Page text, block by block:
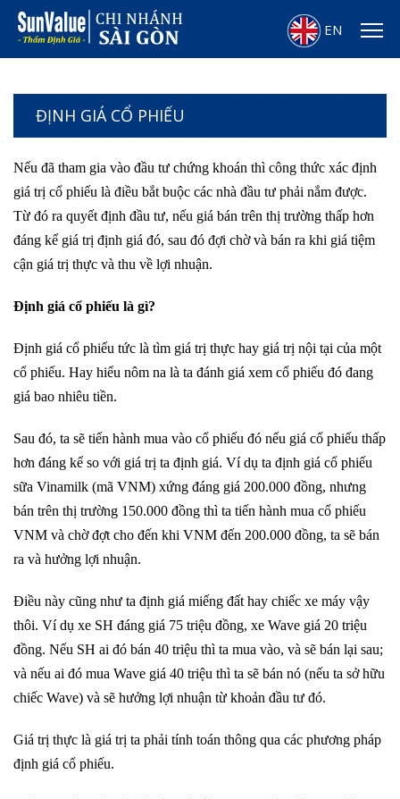
EN
ĐỊNH GIÁ CỔ PHIẾU
Nếu đã tham gia vào đầu tư chứng khoán thì công thức xác định
giá trị cổ phiếu là điều bắt buộc các nhà đầu tư phải nắm được.
Từ đó ra quyết định đầu tư, nếu giá bán trên thị trường thấp hơn
đáng kể giá trị định giá đó, sau đó đợi chờ và bán ra khi giá tiệm
cận giá trị thực và thu về lợi nhuận.
Định giá cổ phiếu là gì?
Định giá cổ phiếu tức là tìm giá trị thực hay giá trị nội tại của một
cổ phiếu. Hay hiểu nôm na là ta đánh giá xem cổ phiếu đó đang
giá bao nhiêu tiền.
Sau đó, ta sẽ tiến hành mua vào cổ phiếu đó nếu giá cổ phiếu thấp
hơn đáng kể so với giá trị ta định giá. Ví dụ ta định giá cổ phiếu
sữa Vinamilk (mã VNM) xứng đáng giá 200.000 đồng, nhưng
bán trên thị trường 150.000 đồng thì ta tiến hành mua cổ phiếu
VNM và chờ đợt cho đến khi VNM đến 200.000 đồng, ta sẽ bán
ra và hưởng lợi nhuận.
Điều này cũng như ta định giá miếng đất hay chiếc xe máy vậy
thôi. Ví dụ xe SH đáng giá 75 triệu đồng, xe Wave giá 20 triệu
đồng. Nếu SH ai đó bán 40 triệu thì ta mua vào, và sẽ bán lại sau;
và nếu ai đó mua Wave giá 40 triệu thì ta sẽ bán nó (nếu ta sở hữu
chiếc Wave) và sẽ hưởng lợi nhuận từ khoản đầu tư đó.
Giá trị thực là giá trị ta phải tính toán thông qua các phương pháp
định giá cổ phiếu.